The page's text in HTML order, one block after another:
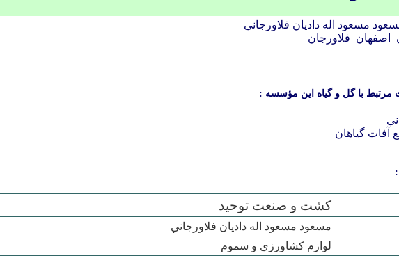
مسعود اله داديان فلاورجاني
اصفهان فلاورجان
مرتبط با گل و گیاه این مؤسسه :
آفات گیاهان
کشت و صنعت توحيد
مسعود مسعود اله داديان فلاورجاني
لوازم کشاورزي و سموم